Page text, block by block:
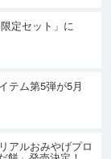
定セット」に
テム第5弾が5月
アルおみやげプロ